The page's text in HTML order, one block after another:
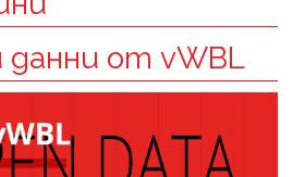
от vWBL